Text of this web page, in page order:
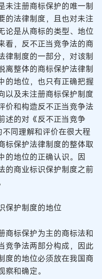
未注册商标保护的唯一制
的法律制度，且也对未注
论是从商标的类型、地位
看，反不正当竞争法的商
律制度的一部分，对该制
离整体的商标保护法律制
的地位，也只有正确把握
以及未注册商标保护制度
价和构造反不正当竞争法
述的对《反不正当竞争
同理解和评价在很大程
标保护法律制度的整体取
的地位的正确认识。因
的商业标识保护制度之前
保护制度的地位
商标保护为主的商标法和
竞争法两部分构成，因此
度的地位必须放在我国商
和确定。